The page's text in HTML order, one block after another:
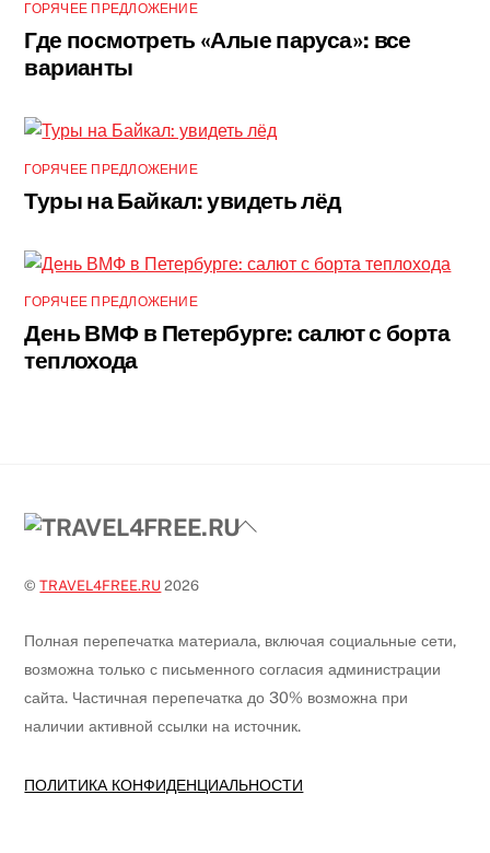
ГОРЯЧЕЕ ПРЕДЛОЖЕНИЕ
Где посмотреть «Алые паруса»: все
варианты
ГОРЯЧЕЕ ПРЕДЛОЖЕНИЕ
Туры на Байкал: увидеть лёд
ГОРЯЧЕЕ ПРЕДЛОЖЕНИЕ
День ВМФ в Петербурге: салют с борта
теплохода
Back
©TRAVEL4FREE.RU 2026
Полная перепечатка материала, включая социальные сети,
возможна только с письменного согласия администрации
сайта. Частичная перепечатка до 30% возможна при
наличии активной ссылки на источник.
ПОЛИТИКА КОНФИДЕНЦИАЛЬНОСТИ